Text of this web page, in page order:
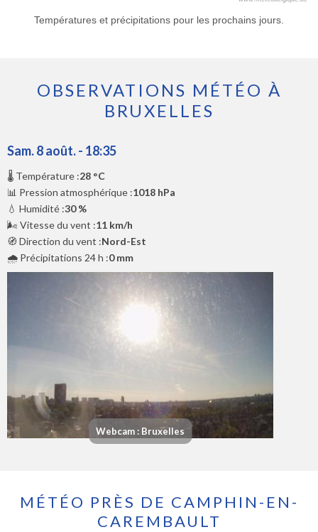
Températures et précipitations pour les prochains jours.
OBSERVATIONS MÉTÉO À
BRUXELLES
Sam. 8 août. - 18:35
🌡️ Température :28 °C
📊 Pression atmosphérique :1018 hPa
💧 Humidité :30 %
🌬️ Vitesse du vent :11 km/h
🧭 Direction du vent :Nord-Est
🌧️ Précipitations 24 h :0 mm
Webcam : Bruxelles
MÉTÉO PRÈS DE CAMPHIN-EN-
CAREMBAULT